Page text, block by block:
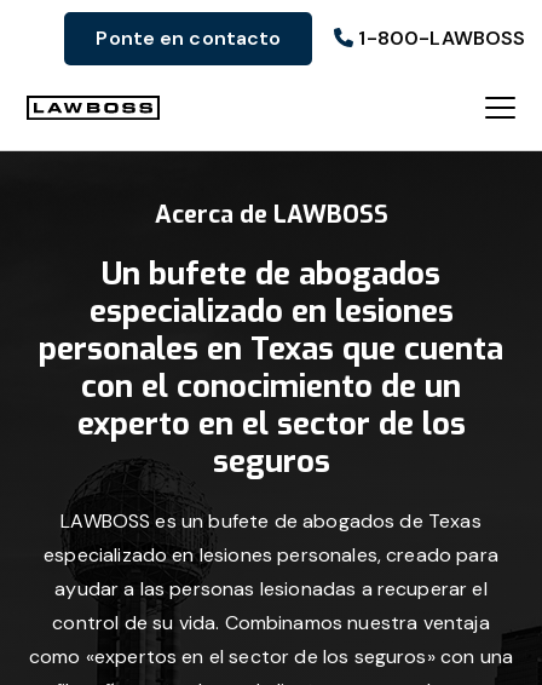
navegación
principal
principal
página
Ponte en contacto 1-800-LAWBOSS
Bufete
abogados
Uvalle
Acerca de LAWBOSS
Un bufete de abogados
especializado en lesiones
personales en Texas que cuenta
con el conocimiento de un
experto en el sector de los
seguros
LAWBOSS es un bufete de abogados de Texas
especializado en lesiones personales, creado para
ayudar a las personas lesionadas a recuperar el
control de su vida. Combinamos nuestra ventaja
como «expertos en el sector de los seguros» con una